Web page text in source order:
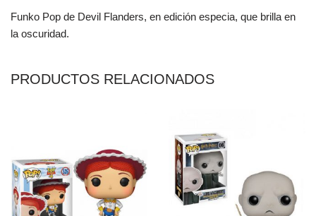
Funko Pop de Devil Flanders, en edición especia, que brilla en
la oscuridad.
PRODUCTOS RELACIONADOS